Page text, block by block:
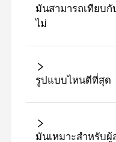
มันสามารถเทียบ
ไม่
รูปแบบไหนดีที่สุด
มันเหมาะสําหรับผู้